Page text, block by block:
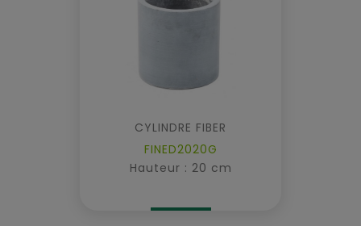
CYLINDRE FIBER
FINED2020G
Hauteur : 20 cm